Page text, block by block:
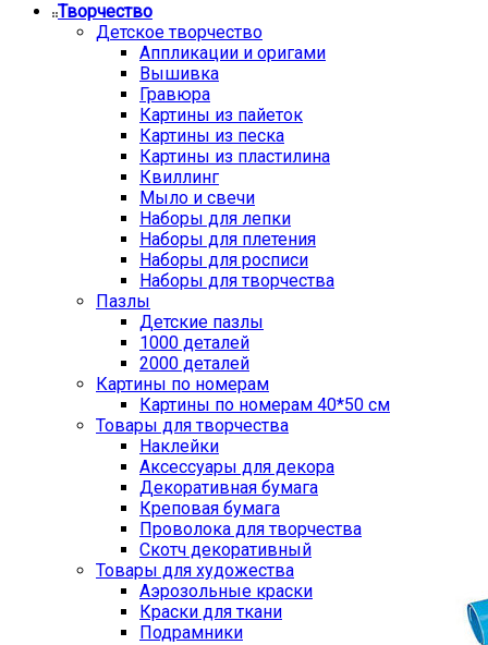
Творчество
Детское творчество
Аппликации и оригами
Вышивка
Гравюра
Картины из пайеток
Картины из песка
Картины из пластилина
Квиллинг
Мыло и свечи
Наборы для лепки
Наборы для плетения
Наборы для росписи
Наборы для творчества
Пазлы
Детские пазлы
1000 деталей
2000 деталей
Картины по номерам
Картины по номерам 40*50 см
Товары для творчества
Наклейки
Аксессуары для декора
Декоративная бумага
Креповая бумага
Проволока для творчества
Скотч декоративный
Товары для художества
Аэрозольные краски
Краски для ткани
Подрамники